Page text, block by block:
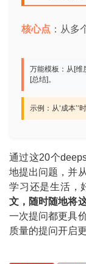
核心点 ：从多
万能模板：从[维
[总结]。
示例：从‘成本’‘
通过这20个
地提出问题，并
学习还是生活，
文，随时随地将
一次提问都更具
质量的提问开启